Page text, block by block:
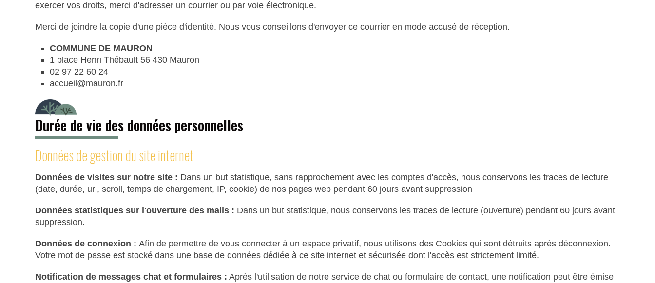
exercer vos droits, merci d'adresser un courrier ou par voie électronique.
Merci de joindre la copie d'une pièce d'identité. Nous vous conseillons d'envoyer ce courrier en mode accusé de réception.
COMMUNE DE MAURON
1 place Henri Thébault 56 430 Mauron
02 97 22 60 24
accueil@mauron.fr
Durée de vie des données personnelles
Données de gestion du site internet
Données de visites sur notre site : Dans un but statistique, sans rapprochement avec les comptes d'accès, nous conservons les traces de lecture
(date, durée, url, scroll, temps de chargement, IP, cookie) de nos pages web pendant 60 jours avant suppression
Données statistiques sur l'ouverture des mails : Dans un but statistique, nous conservons les traces de lecture (ouverture) pendant 60 jours avant
suppression.
Données de connexion : Afin de permettre de vous connecter à un espace privatif, nous utilisons des Cookies qui sont détruits après déconnexion.
Votre mot de passe est stocké dans une base de données dédiée à ce site internet et sécurisée dont l'accès est strictement limité.
Notification de messages chat et formulaires : Après l'utilisation de notre service de chat ou formulaire de contact, une notification peut être émise